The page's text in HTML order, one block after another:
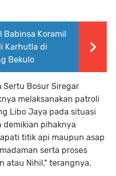
Babinsa Koramil
Karhutla di
Bekulo
Sertu Bosur Siregar
melaksanakan patroli
Libo Jaya pada situasi
demikian pihaknya
titik api maupun asap
serta proses
atau Nihil," terangnya.